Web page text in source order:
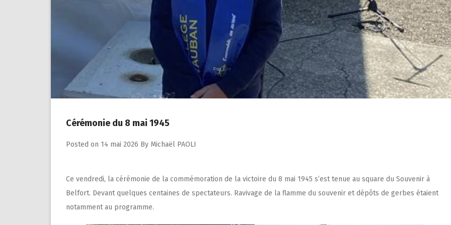
Cérémonie du 8 mai 1945
Posted on 14 mai 2026 By Michaël PAOLI
Ce vendredi, la cérémonie de la commémoration de la victoire du 8 mai 1945 s’est tenue au square du Souvenir à
Belfort. Devant quelques centaines de spectateurs. Ravivage de la flamme du souvenir et dépôts de gerbes étaient
notamment au programme.